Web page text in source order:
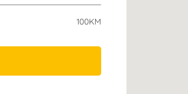
100KM